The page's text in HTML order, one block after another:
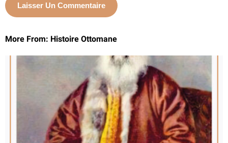
More From: Histoire Ottomane